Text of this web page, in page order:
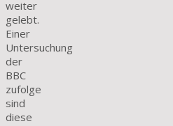
weiter
gelebt.
Einer
Untersuchung
der
BBC
zufolge
sind
diese